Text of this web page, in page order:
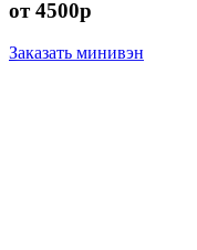
от 4500р
Заказать минивэн